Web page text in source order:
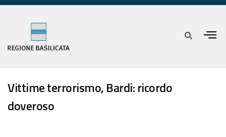
Vittime terrorismo, Bardi: ricordo
doveroso